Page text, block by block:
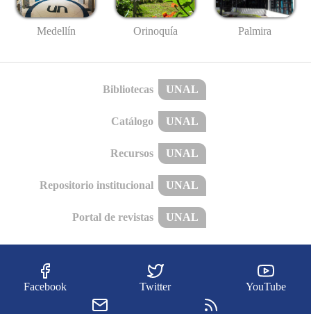
Medellín Orinoquía Palmira
Bibliotecas UNAL
Catálogo UNAL
Recursos UNAL
Repositorio institucional UNAL
Portal de revistas UNAL
Facebook Twitter YouTube